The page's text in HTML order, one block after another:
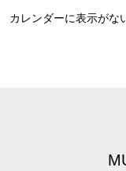
カレンダーに表示がな